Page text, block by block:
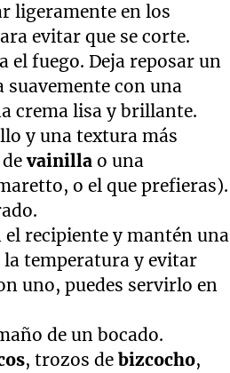
ligeramente en los
evitar que se corte.
el fuego. Deja reposar un
suavemente con una
crema lisa y brillante.
y una textura más
devainillao una
o el que prefieras).
el recipiente y mantén una
la temperatura y evitar
uno, puedes servirlo en
de un bocado.
, trozos debizcocho,